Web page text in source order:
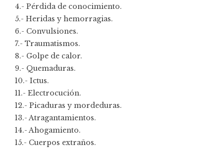
4.- Pérdida de conocimiento.
5.- Heridas y hemorragias.
6.- Convulsiones.
7.- Traumatismos.
8.- Golpe de calor.
9.- Quemaduras.
10.- Ictus.
11.- Electrocución.
12.- Picaduras y mordeduras.
13.- Atragantamientos.
14.- Ahogamiento.
15.- Cuerpos extraños.